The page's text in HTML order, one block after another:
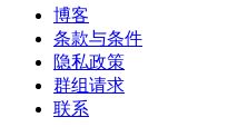
博客
条款与条件
隐私政策
群组请求
联系